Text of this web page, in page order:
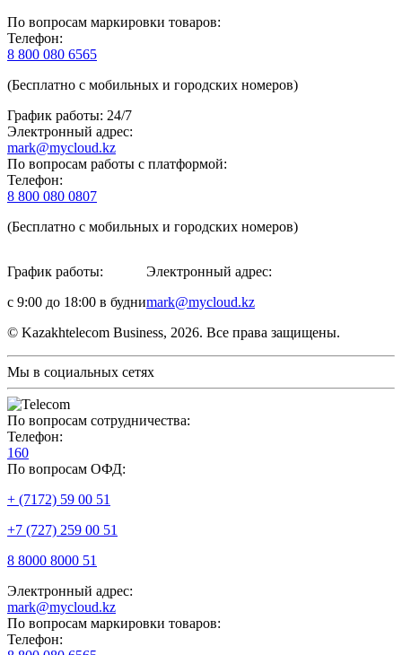
По вопросам маркировки товаров:
Телефон:
8 800 080 6565
(Бесплатно с мобильных и городских номеров)
График работы: 24/7
Электронный адрес:
mark@mycloud.kz
По вопросам работы с платформой:
Телефон:
8 800 080 0807
(Бесплатно с мобильных и городских номеров)
График работы:
с 9:00 до 18:00 в будни
Электронный адрес:
mark@mycloud.kz
© Kazakhtelecom Business, 2026. Все права защищены.
Мы в социальных сетях
По вопросам сотрудничества:
Телефон:
160
По вопросам ОФД:
+ (7172) 59 00 51
+7 (727) 259 00 51
8 8000 8000 51
Электронный адрес:
mark@mycloud.kz
По вопросам маркировки товаров:
Телефон: